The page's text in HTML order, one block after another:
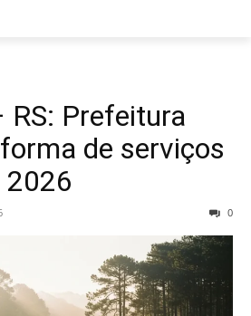
RS: Prefeitura
de serviços
2026
0